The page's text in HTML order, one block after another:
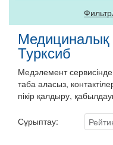
Медициналық
Турксиб
Медэлемент
таба аласыз,
пікір қалдыру,
Сұрыптау: